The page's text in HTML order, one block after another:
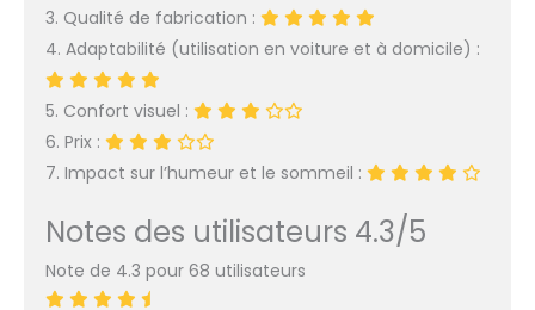
3. Qualité de fabrication :
4. Adaptabilité (utilisation en voiture et à domicile) :
5. Confort visuel :
6. Prix :
7. Impact sur l’humeur et le sommeil :
Notes des utilisateurs 4.3/5
Note de 4.3 pour 68 utilisateurs